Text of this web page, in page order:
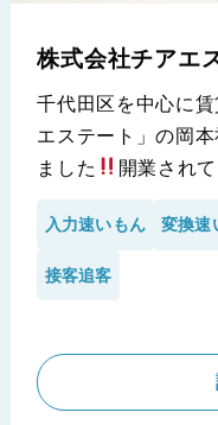
株式会社チアエ
千代田区を中心に
エステート」の岡
ました
開業され
お考えや心境を包
特に、新規開業の
す。
入力速いもん 変換速
接客追客